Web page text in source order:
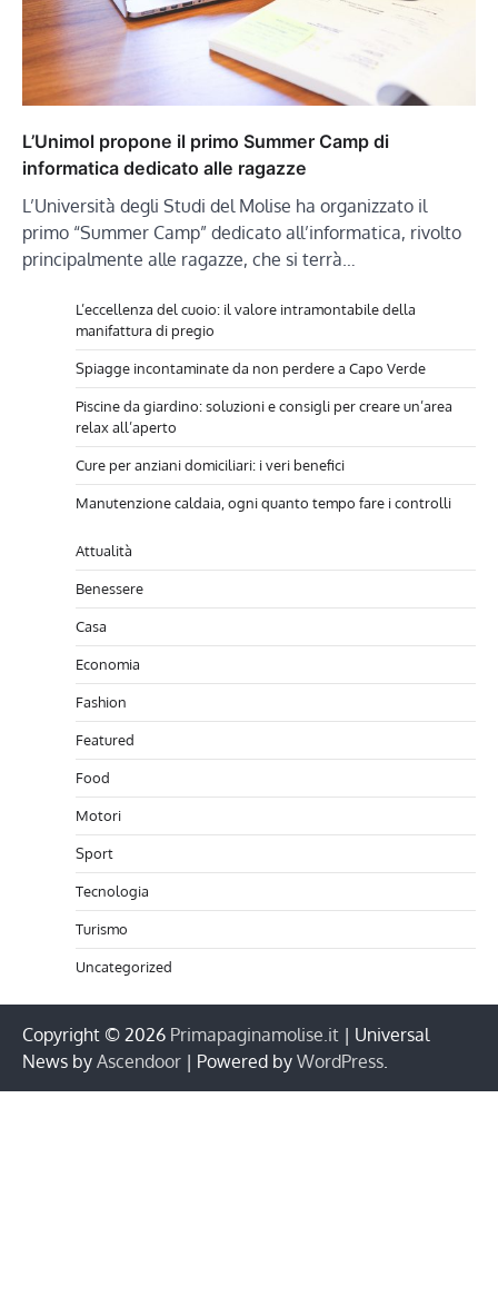
L’Unimol propone il primo Summer Camp di
informatica dedicato alle ragazze
L’Università degli Studi del Molise ha organizzato il
primo “Summer Camp” dedicato all’informatica, rivolto
principalmente alle ragazze, che si terrà…
L’eccellenza del cuoio: il valore intramontabile della
manifattura di pregio
Spiagge incontaminate da non perdere a Capo Verde
Piscine da giardino: soluzioni e consigli per creare un’area
relax all’aperto
Cure per anziani domiciliari: i veri benefici
Manutenzione caldaia, ogni quanto tempo fare i controlli
Attualità
Benessere
Casa
Economia
Fashion
Featured
Food
Motori
Sport
Tecnologia
Turismo
Uncategorized
Copyright © 2026 Primapaginamolise.it | Universal
News by Ascendoor | Powered by WordPress